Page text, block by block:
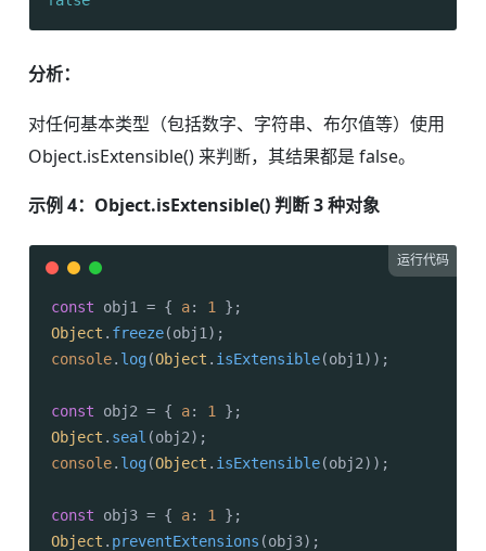
分析：
对任何基本类型（包括数字、字符串、布尔值等）使用
Object.isExtensible() 来判断，其结果都是 false。
示例 4：Object.isExtensible() 判断 3 种对象
运行代码
const obj1 = { a: 1
Object . freeze
console. log(Object . isExtensible(obj1));
const obj2 = { a: 1
Object . seal
console. log(Object . isExtensible(obj2));
const obj3 = { a: 1
Object . preventExtensions